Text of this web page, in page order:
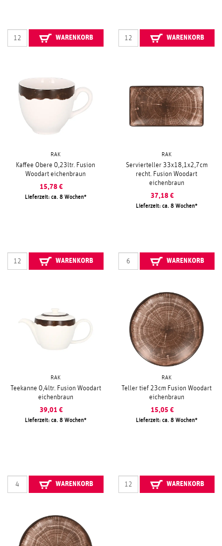
WARENKORB WARENKORB
RAK
Kaffee Obere 0,23ltr. Fusion
Woodart eichenbraun
15,78 €
Lieferzeit: ca. 8 Wochen
WARENKORB
RAK
Servierteller 33x18,1x2,7cm
recht. Fusion Woodart
eichenbraun
37,18 €
Lieferzeit: ca. 8 Wochen
WARENKORB
RAK
Teekanne 0,4ltr. Fusion Woodart
eichenbraun
39,01 €
Lieferzeit: ca. 8 Wochen
WARENKORB
RAK
Teller tief 23cm Fusion Woodart
eichenbraun
15,05 €
Lieferzeit: ca. 8 Wochen
WARENKORB